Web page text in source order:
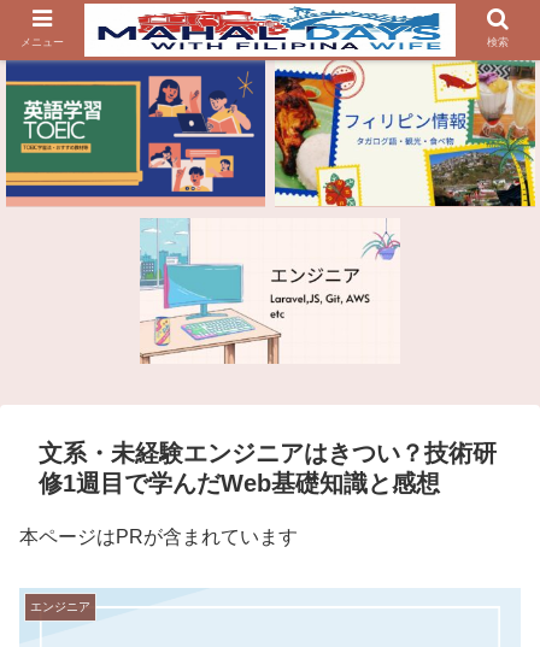
文系・未経験エンジニアはきつい？技術研
修1週目で学んだWeb基礎知識と感想
本ページはPRが含まれています
エンジニア
メニュー 検索